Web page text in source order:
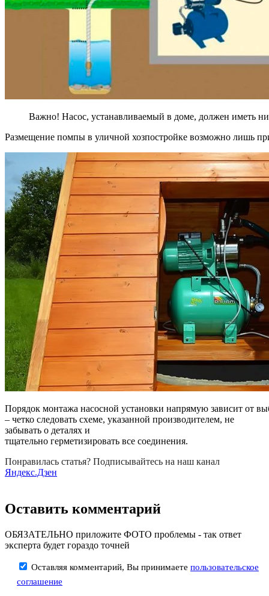
Важно! Насос, устанавливаемый в доме, должен иметь
Размещение помпы в уличной хозпостройке возможно лишь
Порядок монтажа насосной установки напрямую зависит от
– четко следовать схеме, указанной производителем, не
забывать о деталях и
тщательно герметизировать все соединения.
Понравилась статья? Подписывайтесь на наш канал
Яндекс.Дзен
Оставить комментарий
ОБЯЗАТЕЛЬНО приложите ФОТО проблемы - так ответ
эксперта будет гораздо точней
Оставляя комментарий, Вы принимаете пользовательское
соглашение